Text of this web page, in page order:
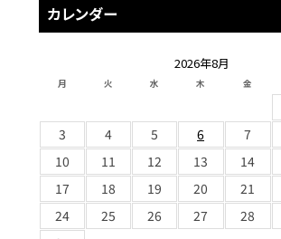
カレンダー
2026年8月
月 火 水 木 金
3
4 5 6 7
10
11 12 13 14
17
18 19 20 21
24
25 26 27 28